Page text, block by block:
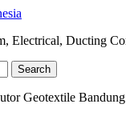
Electrical, Ducting
Search
Geotextile